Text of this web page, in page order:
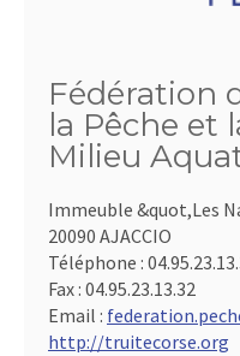
Fédération
la Pêche et
Milieu
Immeuble &quot,Les
20090 AJACCIO
Téléphone :
Fax : 04.95.23.13.32
Email :
http://truitecorse.org